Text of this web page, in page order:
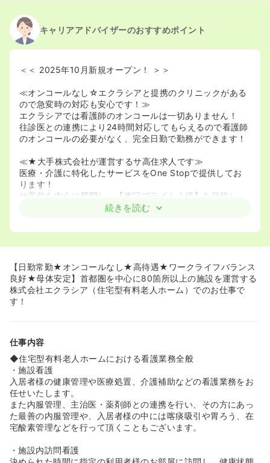
キャリアアドバイザーのおすすめポイント
＜＜ 2025年10月新規オープン！ ＞＞
≪オンコールなし☆エクラシアと提携のクリニックがある
ので急変時の対応も安心です！≫
エクラシアでは看護師のオンコールは一切ありません！
往診医との連携により24時間対応してもらえるので看護師
のオンコールの必要がなく、完全日勤で勤務ができます！
≪★大手株式会社が運営するサ高住求人です≫
医療・介護に特化したサービスをOne Stopで提供してお
ります！
サ高住を中心に展開し、【東証プライム上場】を目指し、
ここ数年で成長を続けている会社様です。
す♪
◆エクラシアとは、埼玉を中心に東京・神奈川・千葉に多
数展開中の、介護型サービス付き高齢者向け住宅です。
訪問診療のクリニックとの連携が手厚く、日勤帯のみ（オ
ンコールなし）で勤務できるこれまでにない新しいカタチ
け住宅×デイサービス』で80箇所以上展開をしています。
他、訪問看護や居宅介護支援事業、福祉用具のレンタル・
販売など、幅広い業態を展開しているため、患者様を包括
的なケアを提供することができます。
◆2007年（平成19年）になる会社で、2026年ごろに株式
上場を目指している母体安定の会社です。
≪業界最高水準の待遇となっています≫
◆正看護師は37万円スタートと年齢や経験に左右されませ
ますのでキャリアアップを目指す方も、やりがいをもって
働いていただけます。
続きを読む
【日勤常勤★オンコールなし★高待遇★ワークライフバランス
良好★母体安定】首都圏を中心に80箇所以上の施設を運営する
株式会社エクラシア（住宅型有料老人ホーム）でのお仕事で
す！
仕事内容
◆住宅型有料老人ホームにおける看護業務全般
・施設看護
入居者様の健康管理や医療処置、介護補助などの看護業務をお
任せいたします。
また内服管理、主治医・薬剤師との連携を行い、その方にあっ
た最善の内服管理や、入居者様の中には喀痰吸引や胃ろう、在
宅酸素管理などを行って頂くこともございます。
・施設内訪問看護